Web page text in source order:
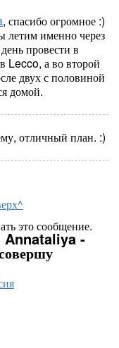
, спасибо огромное :)
летим именно через
провести в
Lecco, а во второй
двух с половиной
домой.
отличный план. :)
это сообщение.
Annataliya -